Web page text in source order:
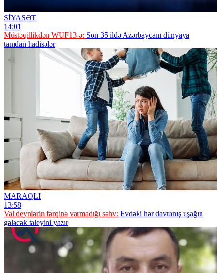
SİYASƏT
14:01
Müstəqillikdən WUF13-ə: Son 35 ildə Azərbaycanı dünyaya
tanıdan hadisələr
MARAQLI
13:58
Valideynlərin fərqinə varmadığı səhv: Evdəki hər davranış uşağın
gələcək taleyini yazır